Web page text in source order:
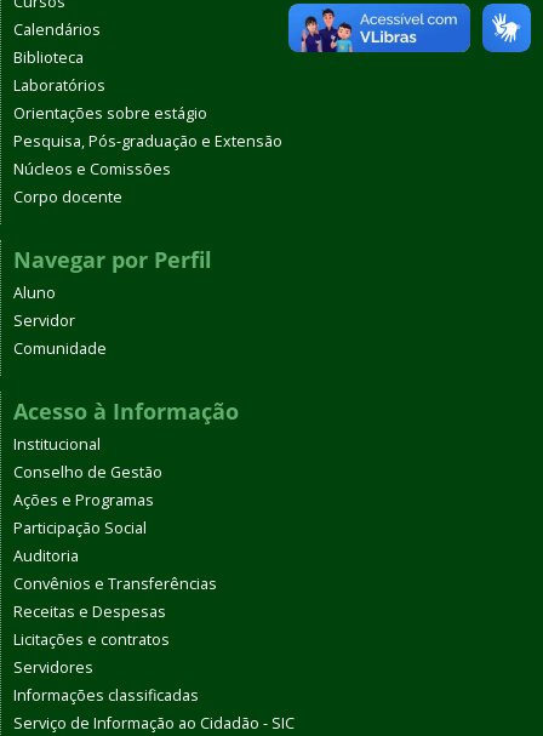
Calendários
Biblioteca
Laboratórios
Orientações sobre estágio
Pesquisa, Pós-graduação e Extensão
Núcleos e Comissões
Corpo docente
Navegar por Perfil
Aluno
Servidor
Comunidade
Acesso à Informação
Institucional
Conselho de Gestão
Ações e Programas
Participação Social
Auditoria
Convênios e Transferências
Receitas e Despesas
Licitações e contratos
Servidores
Informações classificadas
Serviço de Informação ao Cidadão - SIC